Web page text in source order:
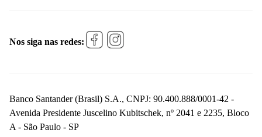
Nos siga nas redes:
Banco Santander (Brasil) S.A., CNPJ: 90.400.888/0001-42 -
Avenida Presidente Juscelino Kubitschek, nº 2041 e 2235, Bloco
A - São Paulo - SP